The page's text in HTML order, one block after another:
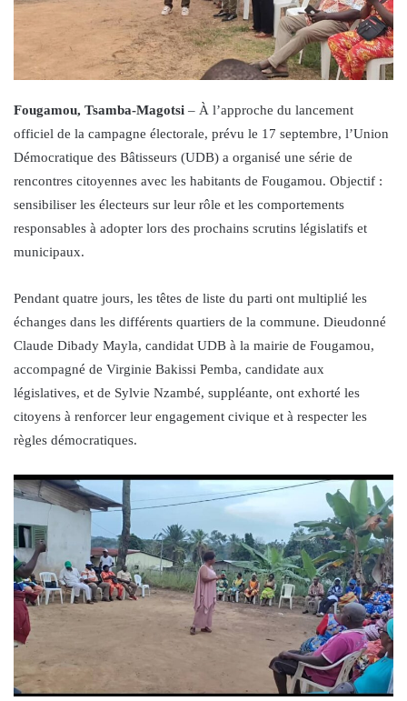
Fougamou, Tsamba-Magotsi – À l’approche du lancement
officiel de la campagne électorale, prévu le 17 septembre, l’Union
Démocratique des Bâtisseurs (UDB) a organisé une série de
rencontres citoyennes avec les habitants de Fougamou. Objectif :
sensibiliser les électeurs sur leur rôle et les comportements
responsables à adopter lors des prochains scrutins législatifs et
municipaux.
Pendant quatre jours, les têtes de liste du parti ont multiplié les
échanges dans les différents quartiers de la commune. Dieudonné
Claude Dibady Mayla, candidat UDB à la mairie de Fougamou,
accompagné de Virginie Bakissi Pemba, candidate aux
législatives, et de Sylvie Nzambé, suppléante, ont exhorté les
citoyens à renforcer leur engagement civique et à respecter les
règles démocratiques.